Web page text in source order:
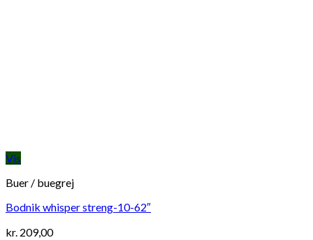
Vis
Buer / buegrej
Bodnik whisper streng-10-62″
kr. 209,00